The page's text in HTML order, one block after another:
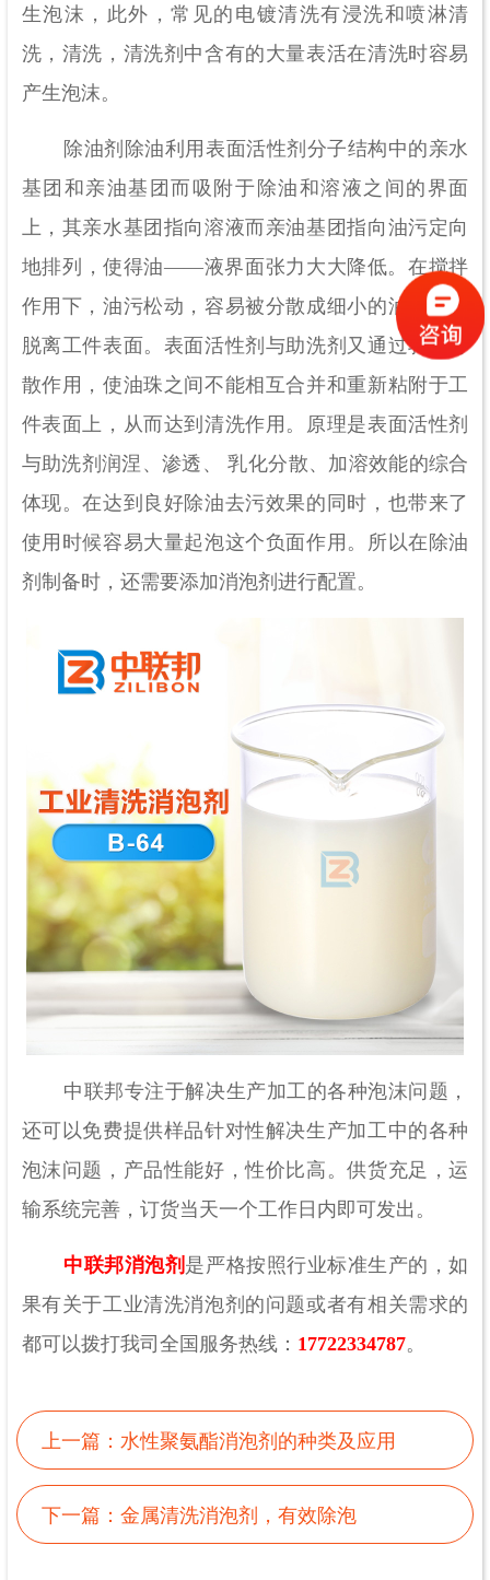
生泡沫，此外，常见的电镀清洗有浸洗和喷淋清
洗，清洗，清洗剂中含有的大量表活在清洗时容易
产生泡沫。
除油剂除油利用表面活性剂分子结构中的亲水
基团和亲油基团而吸附于除油和溶液之间的界面
上，其亲水基团指向溶液而亲油基团指向油污定向
地排列，使得油——液界面张力大大降低。在搅拌
作用下，油污松动，容易被分散成细小的油珠而被
脱离工件表面。表面活性剂与助洗剂又通过乳化分
散作用，使油珠之间不能相互合并和重新粘附于工
件表面上，从而达到清洗作用。原理是表面活性剂
与助洗剂润涅、渗透、 乳化分散、加溶效能的综合
体现。在达到良好除油去污效果的同时，也带来了
使用时候容易大量起泡这个负面作用。所以在除油
剂制备时，还需要添加消泡剂进行配置。
中联邦专注于解决生产加工的各种泡沫问题，
还可以免费提供样品针对性解决生产加工中的各种
泡沫问题，产品性能好，性价比高。供货充足，运
输系统完善，订货当天一个工作日内即可发出。
中联邦消泡剂 是严格按照行业标准生产的，如
果有关于工业清洗消泡剂的问题或者有相关需求的
都可以拨打我司全国服务热线： 17722334787。
上一篇： 水性聚氨酯消泡剂的种类及应用
下一篇： 金属清洗消泡剂，有效除泡